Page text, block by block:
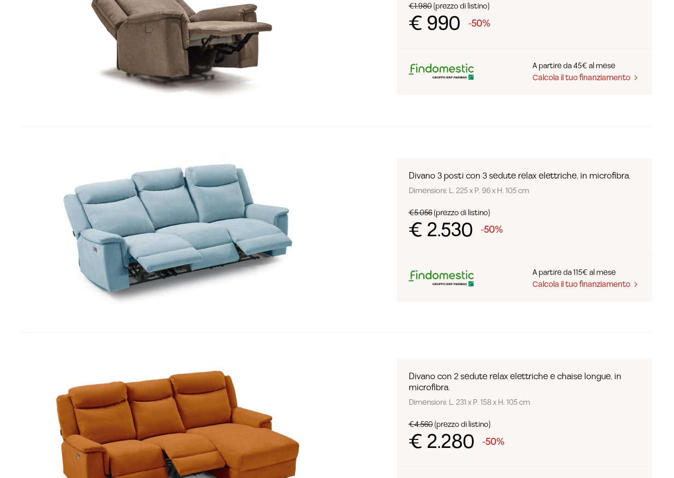
€1.980(prezzo di listino)
€ 990 -50%
A partire da 45€ al mese
Calcola il tuo finanziamento
Divano 3 posti con 3 sedute relax elettriche, in microfibra.
Dimensioni: L. 225 x P. 96 x H. 105 cm
€5.056(prezzo di listino)
€ 2.530 -50%
A partire da 115€ al mese
Calcola il tuo finanziamento
Divano con 2 sedute relax elettriche e chaise longue, in
microfibra.
Dimensioni: L. 231 x P. 158 x H. 105 cm
€4.560(prezzo di listino)
€ 2.280 -50%